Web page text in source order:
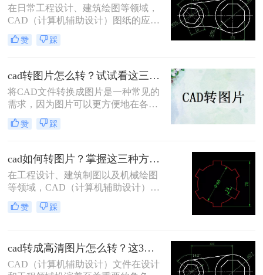
在日常工程设计、建筑绘图等领域，
CAD（计算机辅助设计）图纸的应用
非常广泛。然而，在某些情况下，我
们可能需要将CAD文件转换为高清图
文档、报告中。那么如何将cad转换成
高清图片格式呢？本文将介绍两种将
CAD转换成高清图片格式的方法。
赞 踩
cad转图片怎么转？试试看这三个方法！
将CAD文件转换成图片是一种常见的
需求，因为图片可以更方便地在各种
场合使用，如展示、汇报等。那么cad
转图片怎么转呢？本文将介绍将CAD
更好地了解如何实现这一目的。
赞 踩
cad如何转图片？掌握这三种方法就可以！
在工程设计、建筑制图以及机械绘图
等领域，CAD（计算机辅助设计）软
件被广泛应用。然而，有时我们需要
将CAD图纸转换为图片格式，以便于
片不仅可以确保图纸的清晰度和准确
性，还能方便地进行编辑和传输。那
赞 踩
cad转成高清图片怎么转？这3个方法值得一试！
CAD（计算机辅助设计）文件在设计